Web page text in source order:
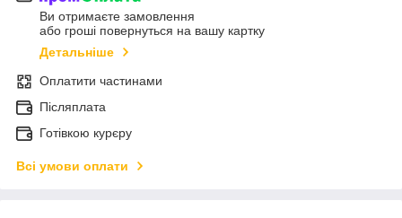
Ви отримаєте замовлення
або гроші повернуться на вашу картку
Детальніше
Оплатити частинами
Післяплата
Готівкою курєру
Всі умови оплати